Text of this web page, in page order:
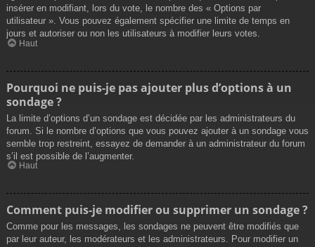
insérer en modifiant, lors du vote, le nombre des « Options par
utilisateur ». Vous pouvez également spécifier une limite de temps en
jours et autoriser ou non les utilisateurs à modifier leurs votes.
Haut
Pourquoi ne puis-je pas ajouter plus d’options à un
sondage ?
La limite d’options d’un sondage est décidée par les administrateurs du
forum. Si le nombre d’options que vous pouvez ajouter à un sondage vous
semble trop restreint, essayez de demander à un administrateur du forum
s’il est possible de l’augmenter.
Haut
Comment puis-je modifier ou supprimer un sondage ?
Comme pour les messages, les sondages ne peuvent être modifiés que
par leur auteur, les modérateurs et les administrateurs. Pour modifier un